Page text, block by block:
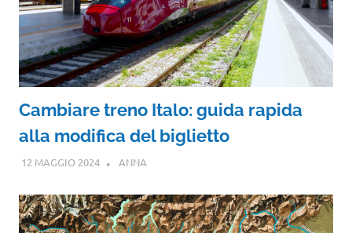
Cambiare treno Italo: guida rapida
alla modifica del biglietto
12 MAGGIO 2024 ANNA